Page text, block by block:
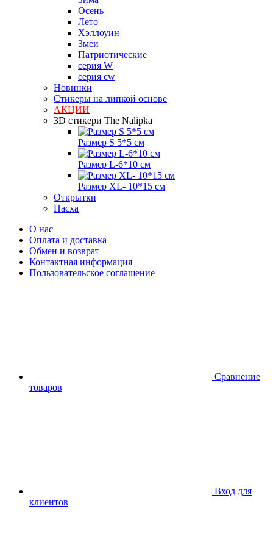
Осень
Лето
Хэллоуин
Змеи
Патриотические
серия W
серия cw
Новинки
Стикеры на липкой основе
АКЦИИ
3D стикери The Nalipka
Размер S 5*5 см
Размер L-6*10 см
Размер XL- 10*15 см
Открытки
Пасха
О нас
Оплата и доставка
Обмен и возврат
Контактная информация
Пользовательское соглашение
Сравнение
товаров
Вход для
клиентов